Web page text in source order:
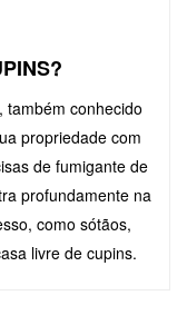
também conhecido
propriedade com
de fumigante de
profundamente na
como sótãos,
livre de cupins.